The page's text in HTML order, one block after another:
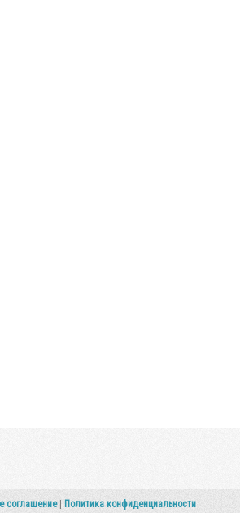
соглашение Политика конфиденциальности